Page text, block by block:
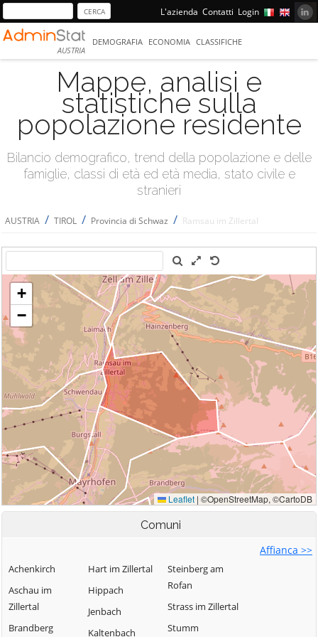
L'azienda Contatti Login
AUSTRIA
DEMOGRAFIA ECONOMIA CLASSIFICHE
Mappe, analisi e
statistiche sulla
popolazione residente
Bilancio demografico, trend della popolazione e delle
famiglie, classi di età ed età media, stato civile e
stranieri
AUSTRIA / TIROL / Provincia di Schwaz / Ramsau im Zillertal
Comuni
Affianca >>
Achenkirch
Aschau im
Zillertal
Brandberg
Hart im Zillertal
Hippach
Jenbach
Kaltenbach
Steinberg am
Rofan
Strass im Zillertal
Stumm